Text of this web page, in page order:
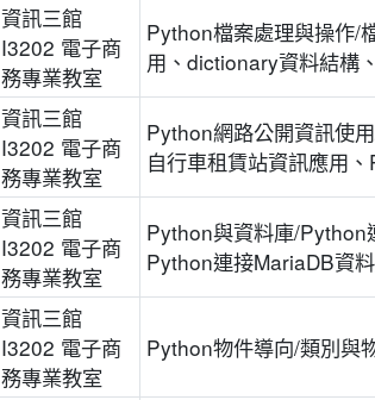
資訊三館
I3202 電子商
務專業教室
Python檔案處理與操作/
用、dictionary資料結構
資訊三館
I3202 電子商
務專業教室
Python網路公開資訊使
自行車租賃站資訊應用
資訊三館
I3202 電子商
務專業教室
Python與資料庫/Python
Python連接MariaDB資
資訊三館
I3202 電子商
務專業教室
Python物件導向/類別與